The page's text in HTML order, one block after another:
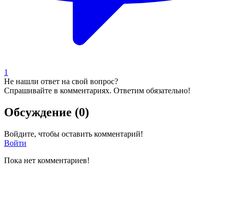
1
Не нашли ответ на свой вопрос?
Спрашивайте в комментариях. Ответим обязательно!
Обсуждение (0)
Войдите, чтобы оставить комментарий!
Войти
Пока нет комментариев!